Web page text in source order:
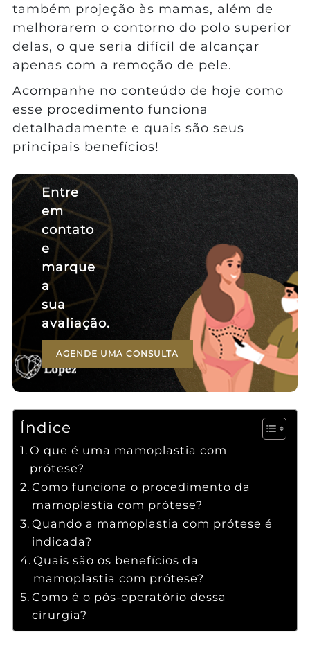
também projeção às mamas, além de
melhorarem o contorno do polo superior
delas, o que seria difícil de alcançar
apenas com a remoção de pele.
Acompanhe no conteúdo de hoje como
esse procedimento funciona
detalhadamente e quais são seus
principais benefícios!
Entre
em
contato
e
marque
a
sua
avaliação.
AGENDE UMA CONSULTA
Índice
O que é uma mamoplastia com
prótese?
Como funciona o procedimento da
mamoplastia com prótese?
Quando a mamoplastia com prótese é
indicada?
Quais são os benefícios da
mamoplastia com prótese?
Como é o pós-operatório dessa
cirurgia?